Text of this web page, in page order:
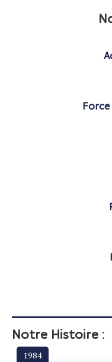
Notre Histoire :
1984